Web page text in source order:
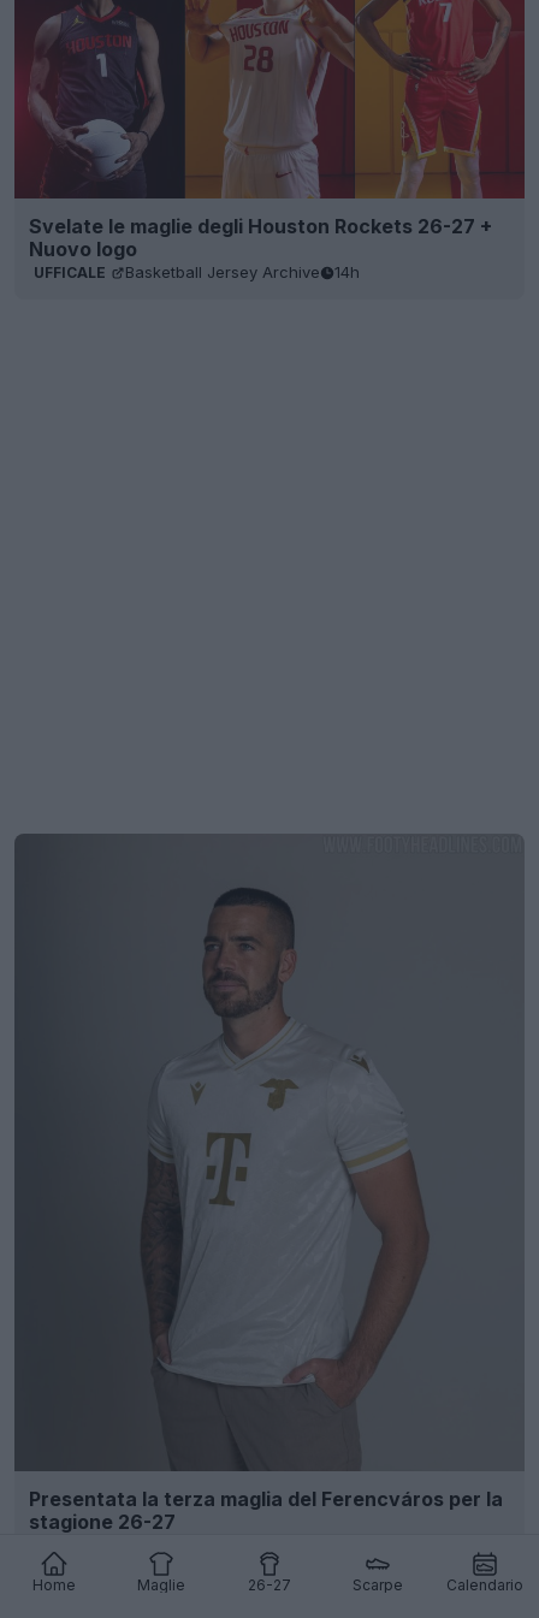
Home Maglie 26-27 Scarpe Calendario
Svelate le maglie degli Houston Rockets 26-27 +
Nuovo logo
UFFICALE Basketball Jersey Archive 14h
Presentata la terza maglia del Ferencváros per la
stagione 26-27